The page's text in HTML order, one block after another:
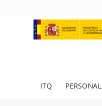
ITQ PERSONAL